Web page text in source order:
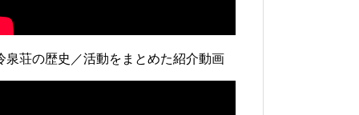
泉荘の歴史／活動をまとめた紹介動画